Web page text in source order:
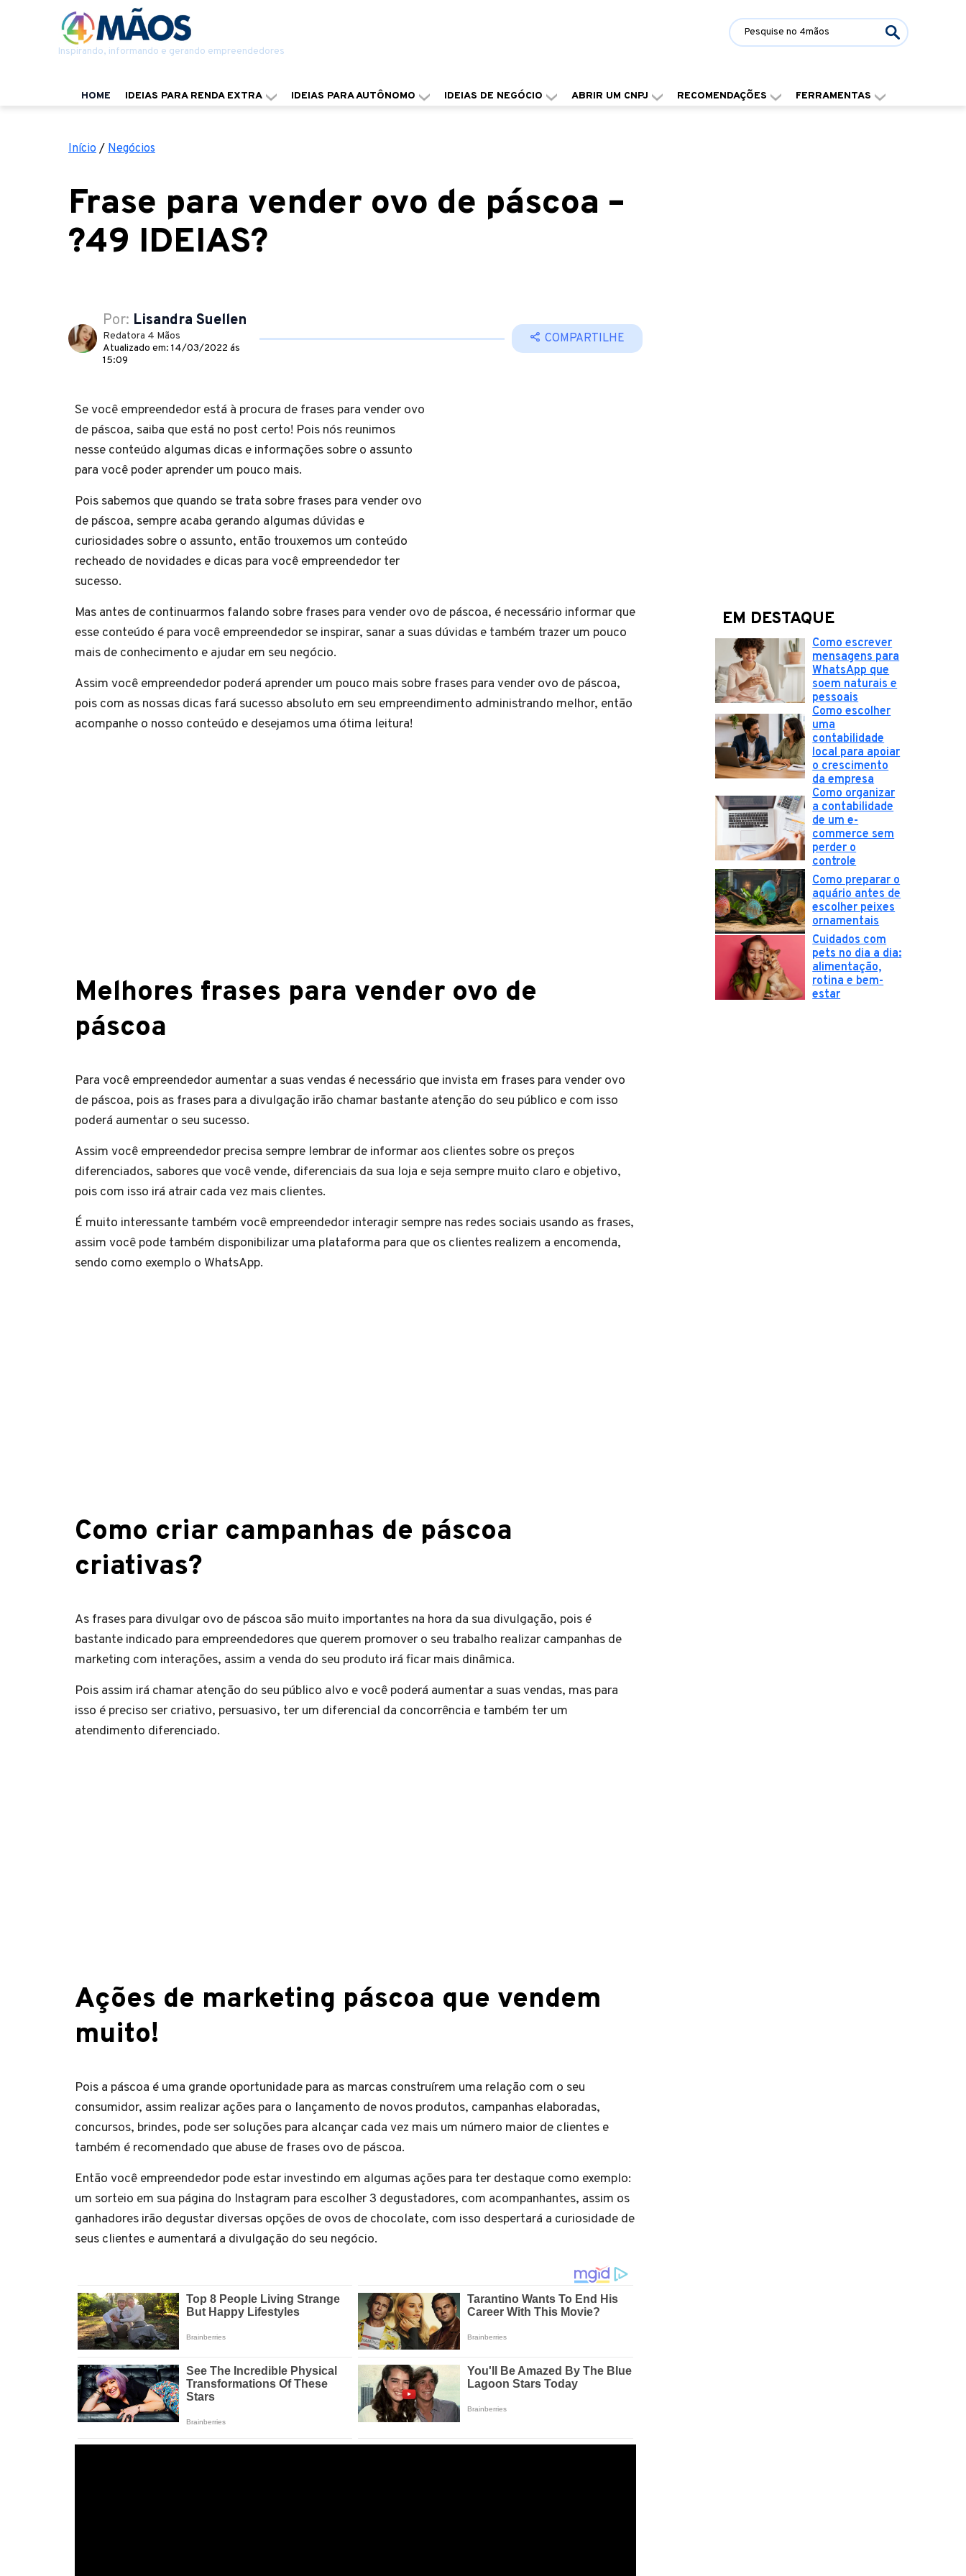
Inspirando, informando e gerando empreendedores
HOME IDEIAS PARA RENDA EXTRA IDEIAS PARA AUTÔNOMO IDEIAS DE NEGÓCIO ABRIR UM CNPJ RECOMENDAÇÕES FERRAMENTAS
Início / Negócios
Frase para vender ovo de páscoa –
?49 IDEIAS?
Por: Lisandra Suellen
Redatora 4 Mãos
Atualizado em: 14/03/2022 ás
15:09
COMPARTILHE
Se você empreendedor está à procura de frases para vender ovo
de páscoa, saiba que está no post certo! Pois nós reunimos
nesse conteúdo algumas dicas e informações sobre o assunto
para você poder aprender um pouco mais.
Pois sabemos que quando se trata sobre frases para vender ovo
de páscoa, sempre acaba gerando algumas dúvidas e
curiosidades sobre o assunto, então trouxemos um conteúdo
recheado de novidades e dicas para você empreendedor ter
sucesso.
Mas antes de continuarmos falando sobre frases para vender ovo de páscoa, é necessário informar que
esse conteúdo é para você empreendedor se inspirar, sanar a suas dúvidas e também trazer um pouco
mais de conhecimento e ajudar em seu negócio.
Assim você empreendedor poderá aprender um pouco mais sobre frases para vender ovo de páscoa,
pois com as nossas dicas fará sucesso absoluto em seu empreendimento administrando melhor, então
acompanhe o nosso conteúdo e desejamos uma ótima leitura!
Melhores frases para vender ovo de
páscoa
Para você empreendedor aumentar a suas vendas é necessário que invista em frases para vender ovo
de páscoa, pois as frases para a divulgação irão chamar bastante atenção do seu público e com isso
poderá aumentar o seu sucesso.
Assim você empreendedor precisa sempre lembrar de informar aos clientes sobre os preços
diferenciados, sabores que você vende, diferenciais da sua loja e seja sempre muito claro e objetivo,
pois com isso irá atrair cada vez mais clientes.
É muito interessante também você empreendedor interagir sempre nas redes sociais usando as frases,
assim você pode também disponibilizar uma plataforma para que os clientes realizem a encomenda,
sendo como exemplo o WhatsApp.
Como criar campanhas de páscoa
criativas?
As frases para divulgar ovo de páscoa são muito importantes na hora da sua divulgação, pois é
bastante indicado para empreendedores que querem promover o seu trabalho realizar campanhas de
marketing com interações, assim a venda do seu produto irá ficar mais dinâmica.
Pois assim irá chamar atenção do seu público alvo e você poderá aumentar a suas vendas, mas para
isso é preciso ser criativo, persuasivo, ter um diferencial da concorrência e também ter um
atendimento diferenciado.
Ações de marketing páscoa que vendem
muito!
Pois a páscoa é uma grande oportunidade para as marcas construírem uma relação com o seu
consumidor, assim realizar ações para o lançamento de novos produtos, campanhas elaboradas,
concursos, brindes, pode ser soluções para alcançar cada vez mais um número maior de clientes e
também é recomendado que abuse de frases ovo de páscoa.
Então você empreendedor pode estar investindo em algumas ações para ter destaque como exemplo:
um sorteio em sua página do Instagram para escolher 3 degustadores, com acompanhantes, assim os
ganhadores irão degustar diversas opções de ovos de chocolate, com isso despertará a curiosidade de
seus clientes e aumentará a divulgação do seu negócio.
EM DESTAQUE
Como escrever
mensagens para
WhatsApp que
soem naturais e
pessoais
Como escolher
uma
contabilidade
local para apoiar
o crescimento
da empresa
Como organizar
a contabilidade
de um e-
commerce sem
perder o
controle
Como preparar o
aquário antes de
escolher peixes
ornamentais
Cuidados com
pets no dia a dia:
alimentação,
rotina e bem-
estar